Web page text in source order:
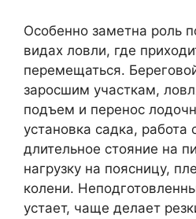
Особенно заметна роль
видах ловли, где
перемещаться.
заросшим участкам,
подъем и перенос
установка садка, работа
длительное стояние на
нагрузку на поясницу,
колени.
устает, чаще делает